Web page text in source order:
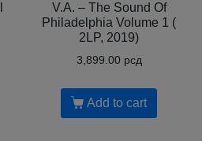
V.A. – The Sound Of
Philadelphia Volume 1 (
2LP, 2019)
3,899.00 рсд
Add to cart